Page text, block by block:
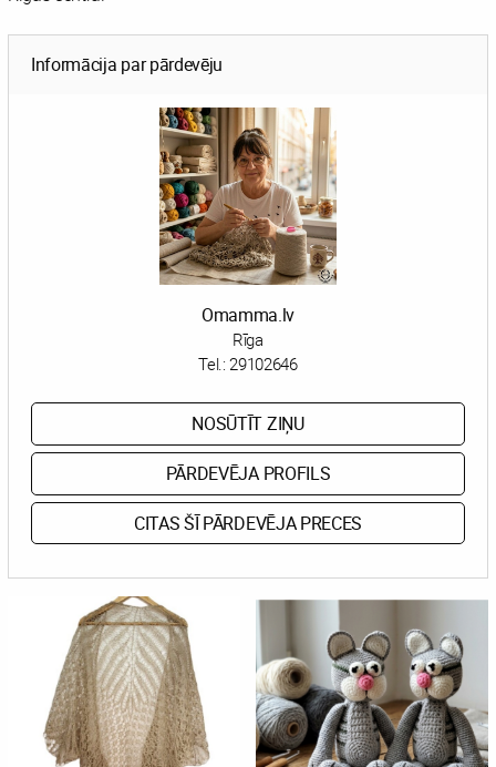
Informācija par pārdevēju
Omamma.lv
Rīga
Tel.:29102646
NOSŪTĪT ZIŅU
PĀRDEVĒJA PROFILS
CITAS ŠĪ PĀRDEVĒJA PRECES